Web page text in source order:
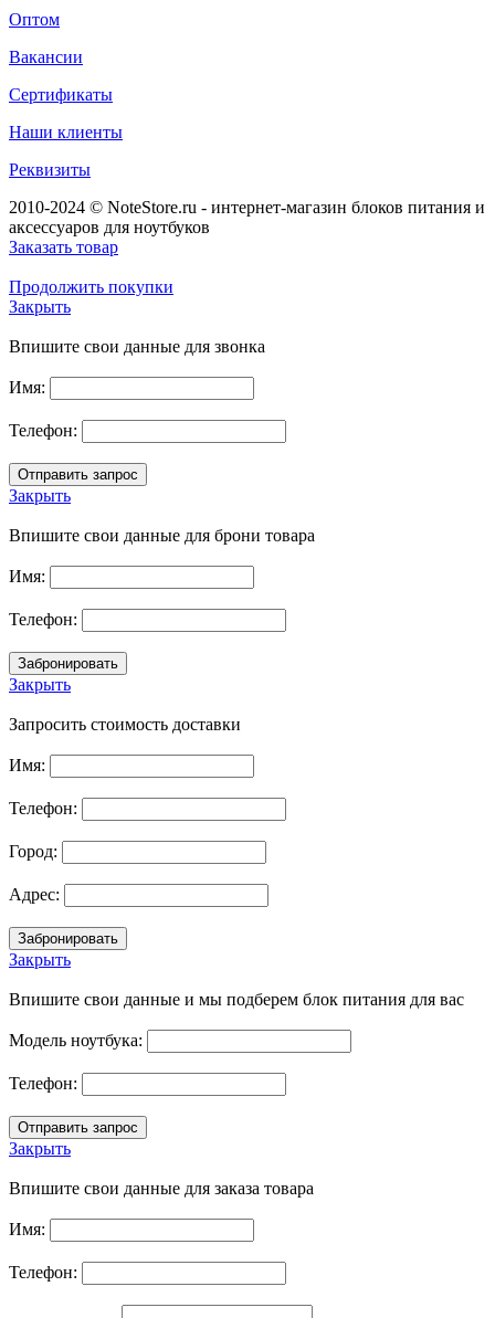
Оптом
Вакансии
Сертификаты
Наши клиенты
Реквизиты
2010-2024 © NoteStore.ru - интернет-магазин блоков питания и
аксессуаров для ноутбуков
Заказать товар
Продолжить покупки
Закрыть
Впишите свои данные для звонка
Имя:
Телефон:
Закрыть
Впишите свои данные для брони товара
Имя:
Телефон:
Закрыть
Запросить стоимость доставки
Имя:
Телефон:
Город:
Адрес:
Закрыть
Впишите свои данные и мы подберем блок питания для вас
Модель ноутбука:
Телефон:
Закрыть
Впишите свои данные для заказа товара
Имя:
Телефон: